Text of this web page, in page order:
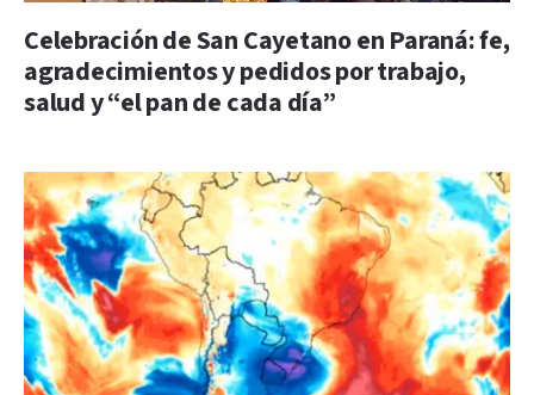
Celebración de San Cayetano en Paraná: fe,
agradecimientos y pedidos por trabajo,
salud y “el pan de cada día”